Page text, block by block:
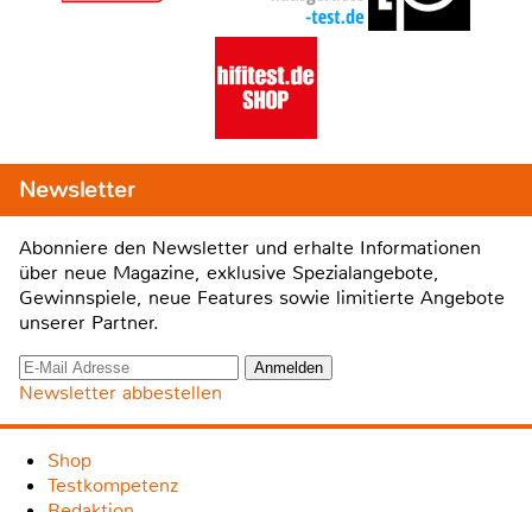
Newsletter
Abonniere den Newsletter und erhalte Informationen
über neue Magazine, exklusive Spezialangebote,
Gewinnspiele, neue Features sowie limitierte Angebote
unserer Partner.
Newsletter abbestellen
Shop
Testkompetenz